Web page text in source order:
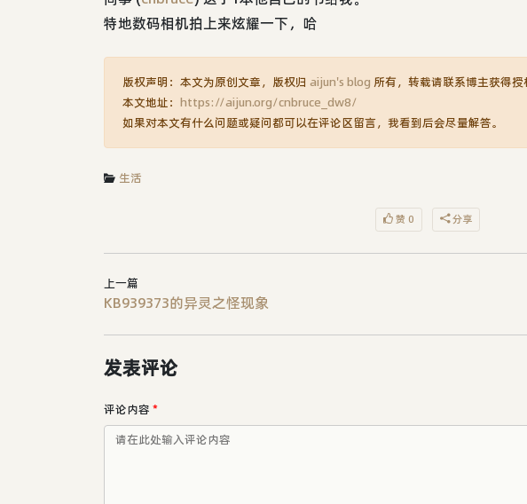
特地数码相机拍上来炫耀一下，哈
版权声明：本文为原创文章，版权归 aijun's blog 所有，转载请联系博主获得授
本文地址： https://aijun.org/cnbruce_dw8/
如果对本文有什么问题或疑问都可以在评论区留言，我看到后会尽量解答。
生活
赞 0 分享
上一篇
KB939373的异灵之怪现象
发表评论
评论内容 *